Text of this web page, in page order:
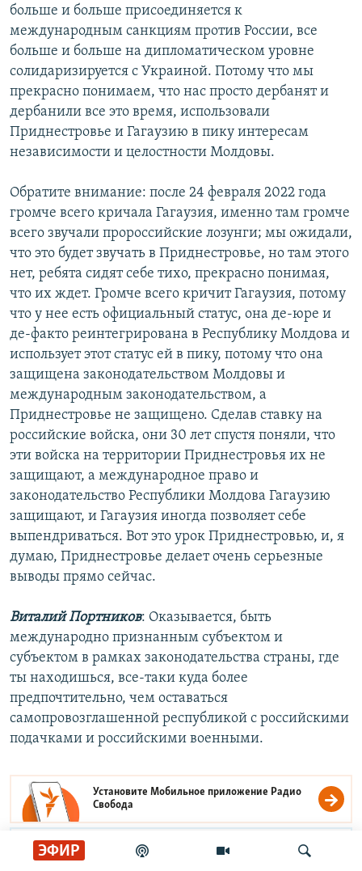
ЭФИР
больше и больше присоединяется к
международным санкциям против России, все
больше и больше на дипломатическом уровне
солидаризируется с Украиной. Потому что мы
прекрасно понимаем, что нас просто дербанят и
дербанили все это время, использовали
Приднестровье и Гагаузию в пику интересам
независимости и целостности Молдовы.
Обратите внимание: после 24 февраля 2022 года
громче всего кричала Гагаузия, именно там громче
всего звучали пророссийские лозунги; мы ожидали,
что это будет звучать в Приднестровье, но там этого
нет, ребята сидят себе тихо, прекрасно понимая,
что их ждет. Громче всего кричит Гагаузия, потому
что у нее есть официальный статус, она де-юре и
де-факто реинтегрирована в Республику Молдова и
использует этот статус ей в пику, потому что она
защищена законодательством Молдовы и
международным законодательством, а
Приднестровье не защищено. Сделав ставку на
российские войска, они 30 лет спустя поняли, что
эти войска на территории Приднестровья их не
защищают, а международное право и
законодательство Республики Молдова Гагаузию
защищают, и Гагаузия иногда позволяет себе
выпендриваться. Вот это урок Приднестровью, и, я
думаю, Приднестровье делает очень серьезные
выводы прямо сейчас.
Виталий Портников: Оказывается, быть
международно признанным субъектом и
субъектом в рамках законодательства страны, где
ты находишься, все-таки куда более
предпочтительно, чем оставаться
самопровозглашенной республикой с российскими
подачками и российскими военными.
Установите Мобильное приложение Радио
Свобода
Читайте Свободу в Телеграме